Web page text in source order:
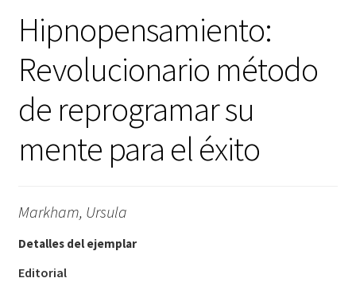
Hipnopensamiento:
Revolucionario método
de reprogramar su
mente para el éxito
Markham, Ursula
Detalles del ejemplar
Editorial